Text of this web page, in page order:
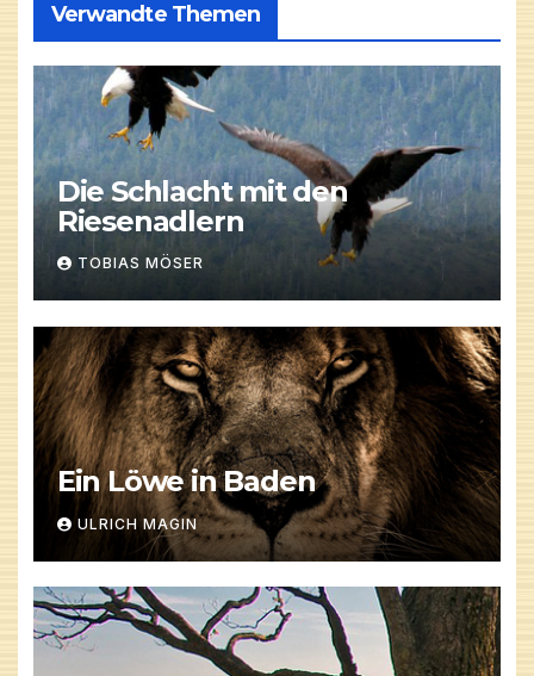
Verwandte Themen
Die Schlacht mit den
Riesenadlern
TOBIAS MÖSER
Ein Löwe in Baden
ULRICH MAGIN